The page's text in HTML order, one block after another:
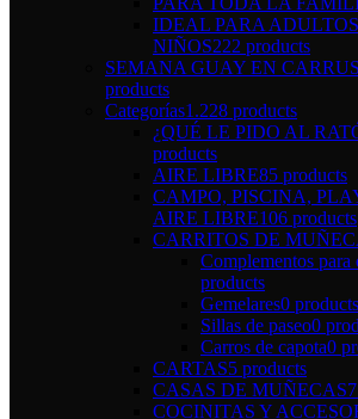
IDEAL PARA
NIÑOS222 products
SEMANA GUAY EN
products
Categorías1.228 products
¿QUÉ LE PIDO AL
products
AIRE LIBRE85 products
CAMPO, PISCINA,
AIRE LIBRE106 products
CARRITOS DE
Complementos
products
Gemelares0 products
Sillas de paseo0
Carros de capota0
CARTAS5 products
CASAS DE MUÑECAS
COCINITAS Y